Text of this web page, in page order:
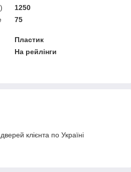
1250
75
Пластик
На рейлінги
клієнта по Україні